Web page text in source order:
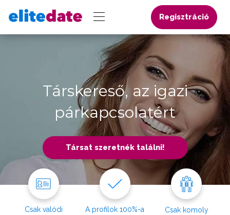
Regisztráció
Társkereső, az igazi
párkapcsolatért
Társat szeretnék találni!
Csak valódi
A profilok 100%-a
Csak komoly